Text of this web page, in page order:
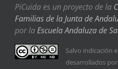
PiCuida es un proyecto de la
Familias de la Junta de
por laEscuela Andaluza de
Salvo indicación
desarrollados